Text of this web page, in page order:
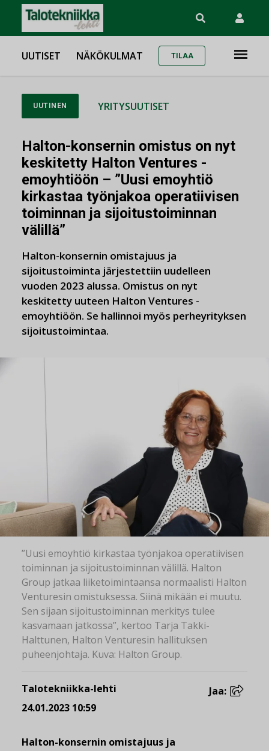
UUTISET NÄKÖKULMAT TILAA
UUTINEN YRITYSUUTISET
Halton-konsernin omistus on nyt
keskitetty Halton Ventures -
emoyhtiöön – ”Uusi emoyhtiö
kirkastaa työnjakoa operatiivisen
toiminnan ja sijoitustoiminnan
välillä”
Halton-konsernin omistajuus ja
sijoitustoiminta järjestettiin uudelleen
vuoden 2023 alussa. Omistus on nyt
keskitetty uuteen Halton Ventures -
emoyhtiöön. Se hallinnoi myös perheyrityksen
sijoitustoimintaa.
”Uusi emoyhtiö kirkastaa työnjakoa operatiivisen
toiminnan ja sijoitustoiminnan välillä. Halton
Group jatkaa liiketoimintaansa normaalisti Halton
Venturesin omistuksessa. Siinä mikään ei muutu.
Sen sijaan sijoitustoiminnan merkitys tulee
kasvamaan jatkossa”, kertoo Tarja Takki-
Halttunen, Halton Venturesin hallituksen
puheenjohtaja. Kuva: Halton Group.
Talotekniikka-lehti
24.01.2023 10:59
Jaa:
Halton-konsernin omistajuus ja